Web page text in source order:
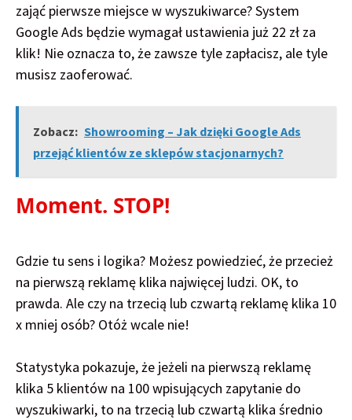
zająć pierwsze miejsce w wyszukiwarce? System
Google Ads będzie wymagał ustawienia już 22 zł za
klik! Nie oznacza to, że zawsze tyle zapłacisz, ale tyle
musisz zaoferować.
Zobacz: Showrooming – Jak dzięki Google Ads
przejąć klientów ze sklepów stacjonarnych?
Moment. STOP!
Gdzie tu sens i logika? Możesz powiedzieć, że przecież
na pierwszą reklamę klika najwięcej ludzi. OK, to
prawda. Ale czy na trzecią lub czwartą reklamę klika 10
x mniej osób? Otóż wcale nie!
Statystyka pokazuje, że jeżeli na pierwszą reklamę
klika 5 klientów na 100 wpisujących zapytanie do
wyszukiwarki, to na trzecią lub czwartą klika średnio